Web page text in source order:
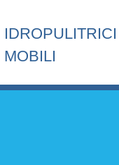
IDROPULITRICI
MOBILI